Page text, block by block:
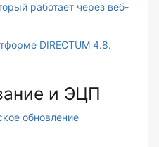
работает через веб-
DIRECTUM 4.8.
и ЭЦП
обновление